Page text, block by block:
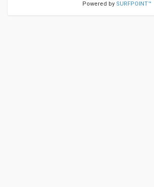
Powered by SURFPOINT™